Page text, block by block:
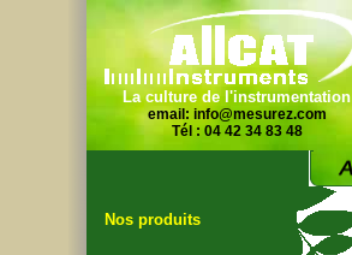
La culture de l'instrumentation
email: info@mesurez.com
Tél : 04 42 34 83 48
Nos produits